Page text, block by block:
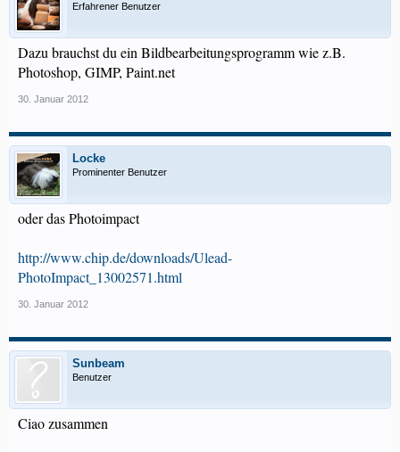
Erfahrener Benutzer
Dazu brauchst du ein Bildbearbeitungsprogramm wie z.B.
Photoshop, GIMP, Paint.net
30. Januar 2012
Locke
Prominenter Benutzer
oder das Photoimpact
http://www.chip.de/downloads/Ulead-
PhotoImpact_13002571.html
30. Januar 2012
Sunbeam
Benutzer
Ciao zusammen